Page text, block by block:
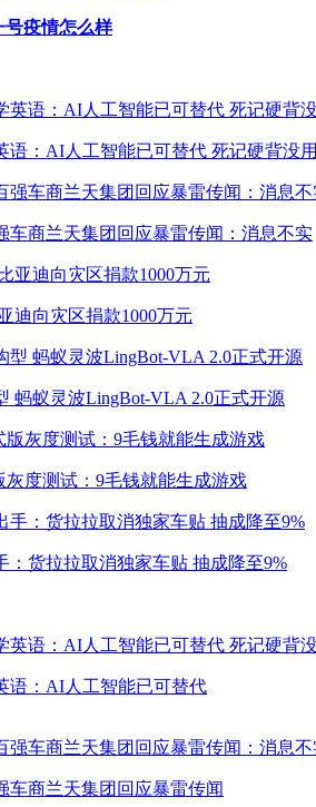
号疫情怎么样
语：AI人工智能已可替代 死记硬背没用
车商兰天集团回应暴雷传闻：消息不实
迪向灾区捐款1000万元
蚂蚁灵波LingBot-VLA 2.0正式开源
灰度测试：9毛钱就能生成游戏
：货拉拉取消独家车贴 抽成降至9%
语：AI人工智能已可替代
车商兰天集团回应暴雷传闻